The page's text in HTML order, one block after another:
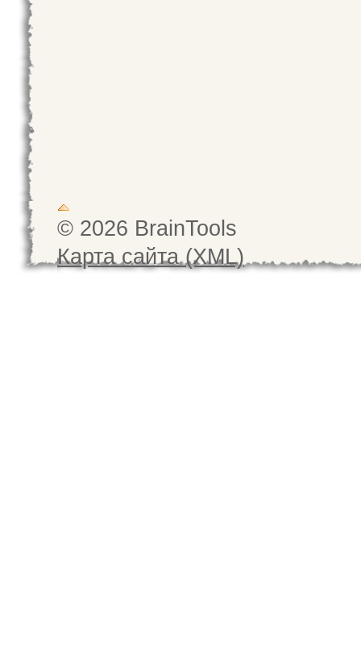
© 2026 BrainTools
Карта сайта (XML)